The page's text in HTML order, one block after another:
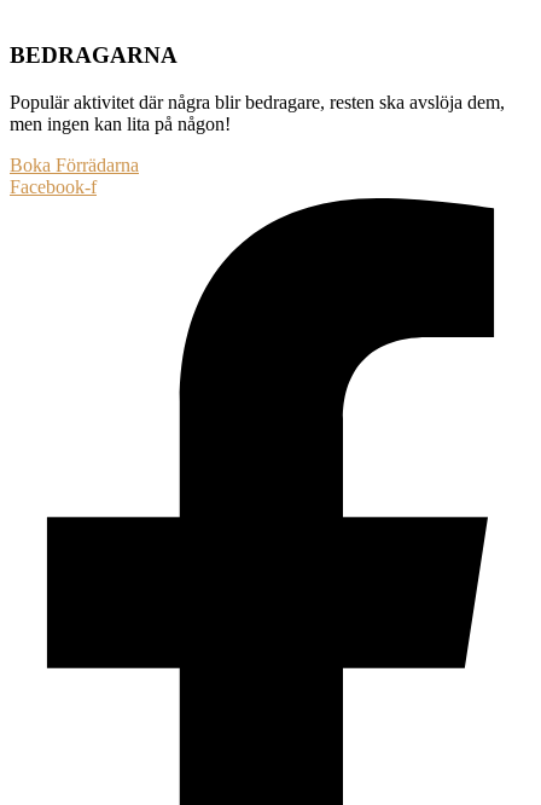
BEDRAGARNA
Populär aktivitet där några blir bedragare, resten ska avslöja dem,
men ingen kan lita på någon!
Boka Förrädarna
Facebook-f